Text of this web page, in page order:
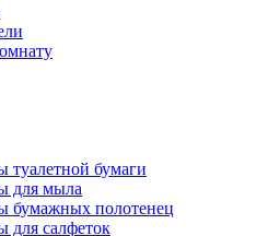
туалетной бумаги
для мыла
бумажных полотенец
для салфеток